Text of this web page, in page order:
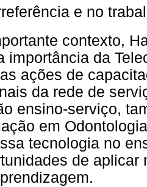
e no
contexto,
importância da
ações de
da rede de
ensino-serviço,
em
tecnologia no
de